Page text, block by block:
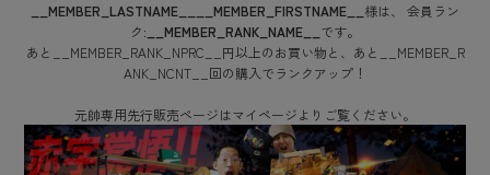
__MEMBER_LASTNAME__ __MEMBER_FIRSTNAME__ 様は、
会員ラン
ク: __MEMBER_RANK_NAME__ です。
あと
__MEMBER_RANK_NPRC__ 円以上のお買い物と、あと
__MEMBER_R
ANK_NCNT__ 回の購入でランクアップ！
元帥専用先行販売ページはマイページよりご覧ください。